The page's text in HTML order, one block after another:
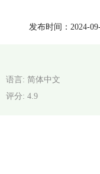
发布时间：2024-
语言: 简体中文
评分: 4.9